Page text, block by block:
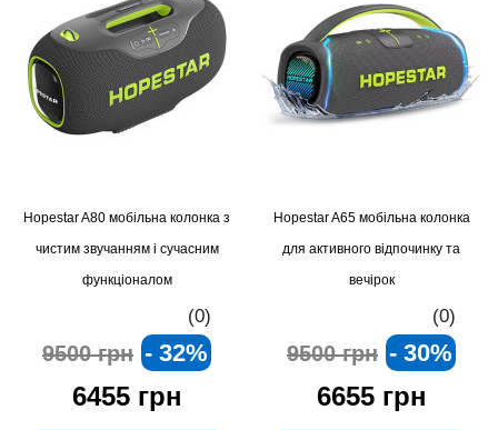
Hopestar A80 мобільна колонка з
чистим звучанням і сучасним
функціоналом
(0)
9500 грн - 32%
6455 грн
Hopestar A65 мобільна колонка
для активного відпочинку та
вечірок
(0)
9500 грн - 30%
6655 грн